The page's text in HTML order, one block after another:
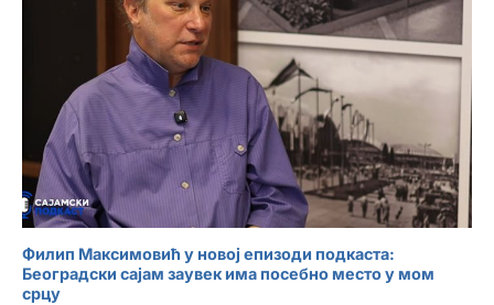
Филип Максимовић у новој епизоди подкаста:
Београдски сајам заувек има посебно место у мом
срцу